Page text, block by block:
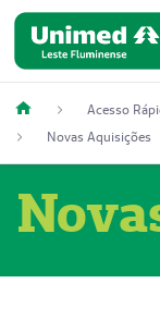
Acesso
Novas Aquisições